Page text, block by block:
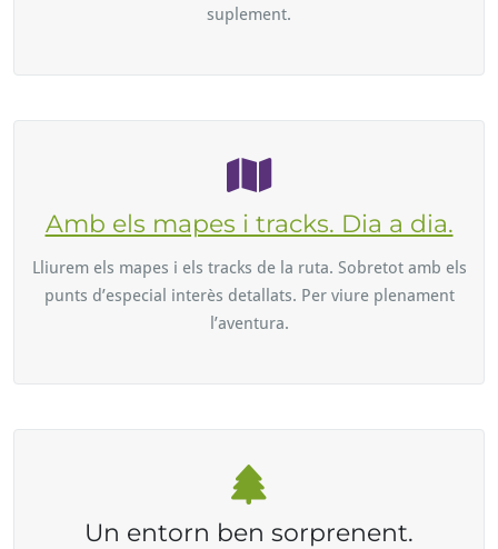
suplement.
Amb els mapes i tracks. Dia a dia.
Lliurem els mapes i els tracks de la ruta. Sobretot amb els
punts d’especial interès detallats. Per viure plenament
l’aventura.
Un entorn ben sorprenent.